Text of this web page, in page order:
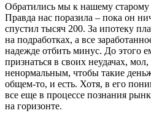
Обратились мы к нашему старому
Правда нас поразила – пока он
спустил тысяч 200. За ипотеку
на подработках, а все
надежде отбить минус. До этого
признаться в своих неудачах,
ненормальным, чтобы такие
общем-то, и есть. Хотя, в его
все еще в процессе познания
на горизонте.